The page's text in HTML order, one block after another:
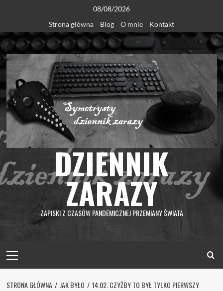
content
08/08/2026
Strona główna
Blog O mnie Kontakt
DZIENNIK
ZARAZY
ZAPISKI Z CZASÓW PANDEMICZNEJ PRZEMIANY ŚWIATA
Menu
STRONA GŁÓWNA JAK BYŁO
14.02. CZYŻBY TO BYŁ TYLKO PIERWSZY